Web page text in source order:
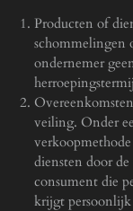
Producten of
schommelingen
ondernemer
veiling. Onder
diensten door
consument die
krijgt